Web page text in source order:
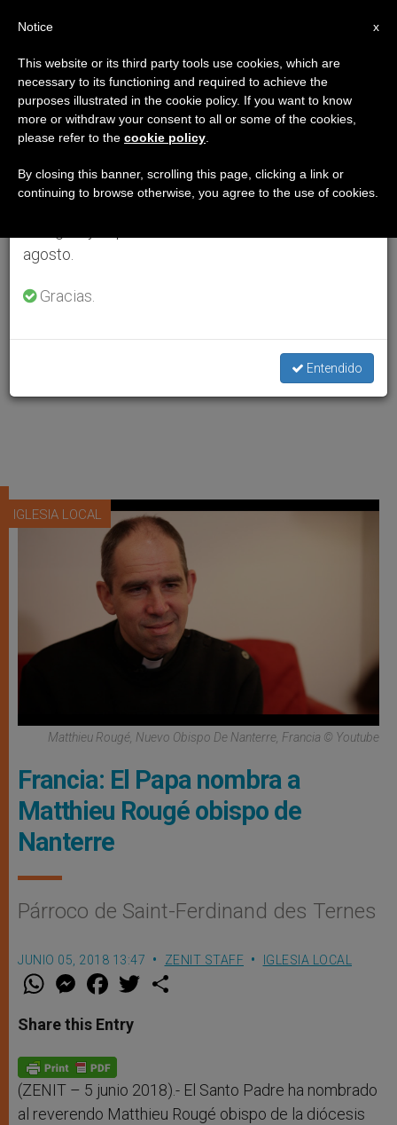
IGLESIA LOCAL
Matthieu Rougé, Nuevo Obispo De Nanterre, Francia © Youtube
Francia: El Papa nombra a
Matthieu Rougé obispo de
Nanterre
Párroco de Saint-Ferdinand des Ternes
JUNIO 05, 2018 13:47 ZENIT STAFF IGLESIA LOCAL
W
t
s
p
p
M
e
s
e
g
e
F
a
e
b
o
k
w
Share this Entry
(ZENIT – 5 junio 2018).- El Santo Padre ha nombrado
al reverendo Matthieu Rougé obispo de la diócesis
×
Aviso importante
Del 27 de julio al 7 de agosto haremos la pausa
anual, aprovechando que en el periodo de verano
se generan menos informaciones y también el
agosto.
Gracias.
Entendido
x
Notice
This website or its third party tools use cookies, which are
necessary to its functioning and required to achieve the
purposes illustrated in the cookie policy. If you want to know
more or withdraw your consent to all or some of the cookies,
please refer to the cookie policy
By closing this banner, scrolling this page, clicking a link or
continuing to browse otherwise, you agree to the use of cookies.